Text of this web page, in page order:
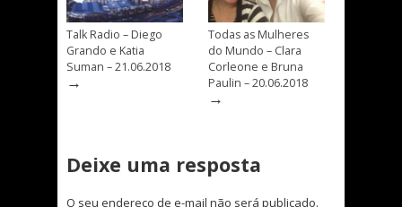
Talk Radio – Diego
Grando e Katia
Suman – 21.06.2018
→
Todas as Mulheres
do Mundo – Clara
Corleone e Bruna
Paulin – 20.06.2018
→
Deixe uma resposta
O seu endereço de e-mail não será publicado.